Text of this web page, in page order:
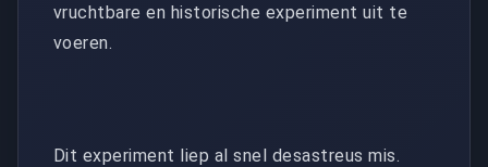
vruchtbare en historische experiment uit te
voeren.
Dit experiment liep al snel desastreus mis.